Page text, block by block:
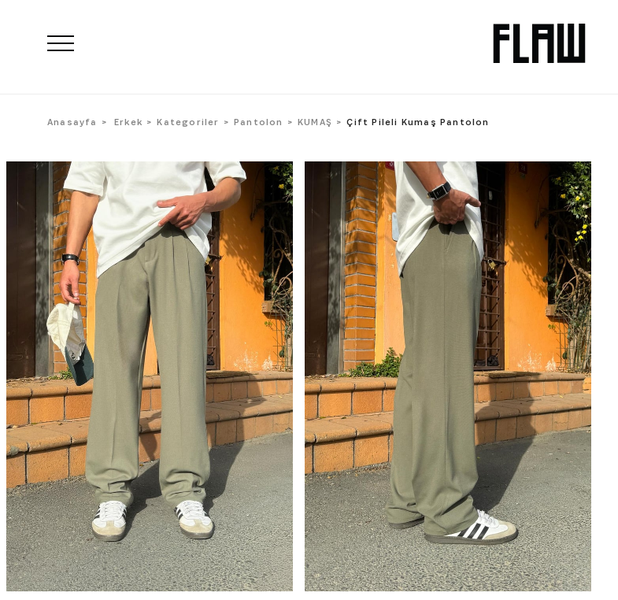
Anasayfa Erkek Kategoriler Pantolon KUMAŞ Çift Pileli Kumaş Pantolon